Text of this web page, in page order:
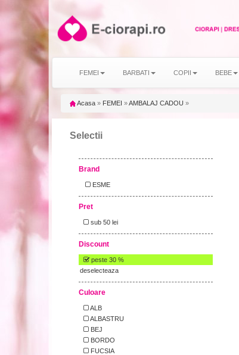
FEMEI BARBATI COPII BEBE
Acasa » FEMEI »AMBALAJ CADOU »
Selectii
Brand
ESME
Pret
sub 50 lei
Discount
peste 30 %
deselecteaza
Culoare
ALB
ALBASTRU
BEJ
BORDO
FUCSIA